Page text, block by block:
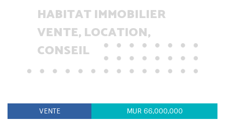
HABITAT IMMOBILIER
VENTE, LOCATION,
CONSEIL
VENTE MUR 66,000,000